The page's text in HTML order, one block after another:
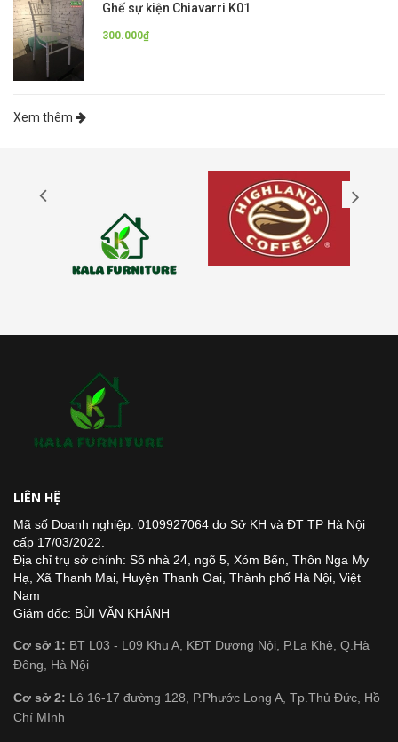
Ghế sự kiện Chiavarri K01
300.000₫
Xem thêm
LIÊN HỆ
Mã số Doanh nghiệp: 0109927064 do Sở KH và ĐT TP Hà Nội
cấp 17/03/2022.
Địa chỉ trụ sở chính: Số nhà 24, ngõ 5, Xóm Bến, Thôn Nga My
Hạ, Xã Thanh Mai, Huyện Thanh Oai, Thành phố Hà Nội, Việt
Nam
Giám đốc: BÙI VĂN KHÁNH
Cơ sở 1: BT L03 - L09 Khu A, KĐT Dương Nội, P.La Khê, Q.Hà
Đông, Hà Nội
Cơ sở 2: Lô 16-17 đường 128, P.Phước Long A, Tp.Thủ Đức, Hồ
Chí MInh